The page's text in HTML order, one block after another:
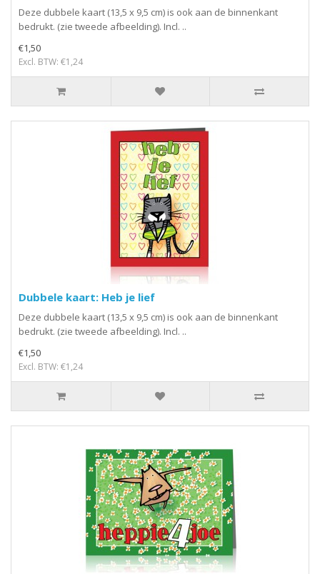
Deze dubbele kaart (13,5 x 9,5 cm) is ook aan de binnenkant
bedrukt. (zie tweede afbeelding). Incl. ..
€1,50
Excl. BTW: €1,24
Dubbele kaart: Heb je lief
Deze dubbele kaart (13,5 x 9,5 cm) is ook aan de binnenkant
bedrukt. (zie tweede afbeelding). Incl. ..
€1,50
Excl. BTW: €1,24